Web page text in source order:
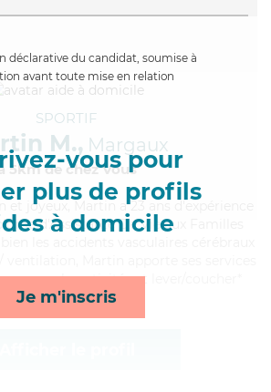
déclarative du candidat, soumise à
avant toute mise en relation
vous pour
plus de profils
à domicile
Je m'inscris
SPORTIF
M., Margaux
5km de chez Vous
et joyeux, Martin a 23 ans d'expérience
d'Assistante De Vie aux Familles
rappels, activités et lever/coucher*